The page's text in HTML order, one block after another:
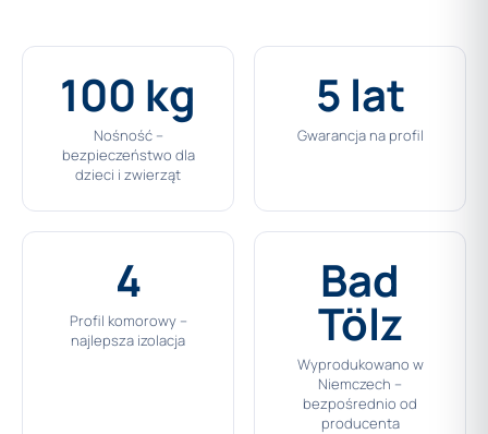
100 kg
Nośność –
bezpieczeństwo dla
dzieci i zwierząt
5 lat
Gwarancja na profil
4
Profil komorowy –
najlepsza izolacja
Bad
Tölz
Wyprodukowano w
Niemczech –
bezpośrednio od
producenta